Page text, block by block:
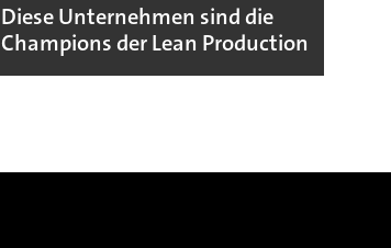
Diese Unternehmen sind die
Champions der Lean Production